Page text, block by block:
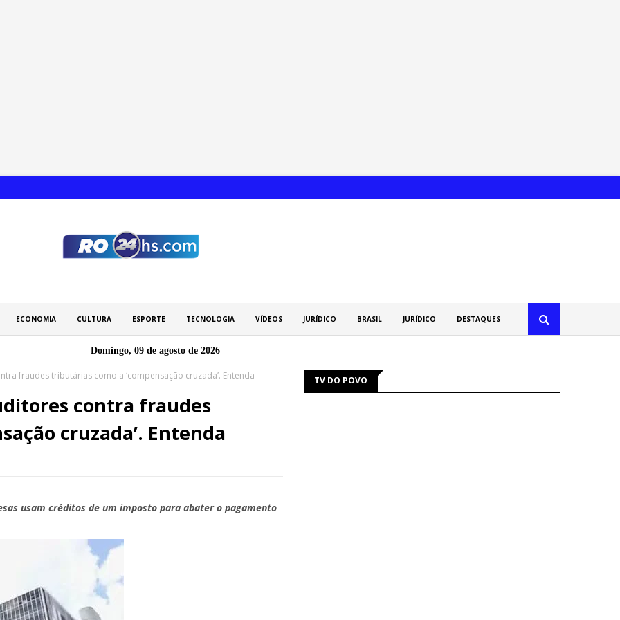
ECONOMIA CULTURA ESPORTE TECNOLOGIA VÍDEOS JURÍDICO BRASIL JURÍDICO DESTAQUES
Domingo, 09 de agosto de 2026
fraudes tributárias como a ‘compensação cruzada’. Entenda
contra fraudes
cruzada’. Entenda
usam créditos de um imposto para abater o pagamento
TV DO POVO